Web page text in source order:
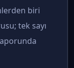
biri
tek sayı